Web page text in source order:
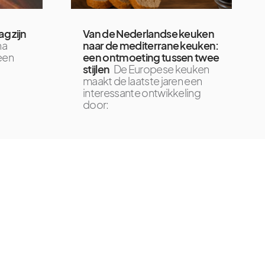
zijn
Van de Nederlandse keuken
naar de mediterrane keuken:
een ontmoeting tussen twee
stijlen De Europese keuken
maakt de laatste jaren een
interessante ontwikkeling
door: